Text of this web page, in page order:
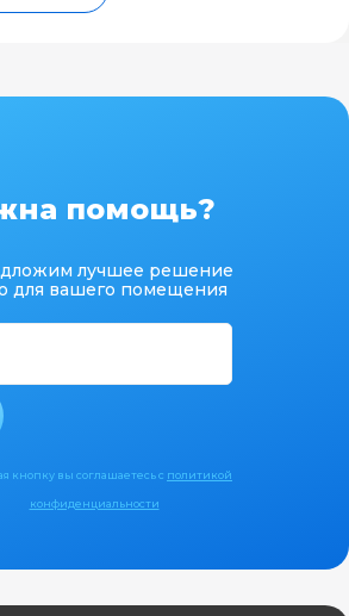
помощь?
лучшее решение
для вашего помещения
кнопку вы соглашаетесь с политикой
конфиденциальности